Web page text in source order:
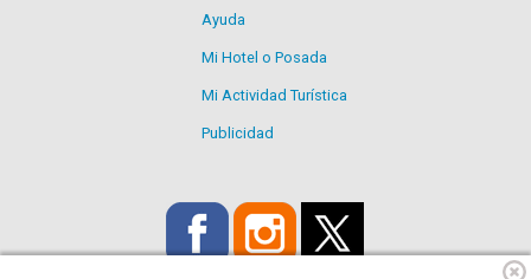
Ayuda
Mi Hotel o Posada
Mi Actividad Turística
Publicidad